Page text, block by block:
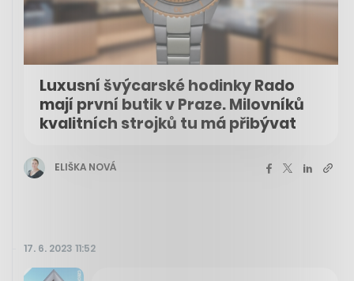
Luxusní švýcarské hodinky Rado
mají první butik v Praze. Milovníků
kvalitních strojků tu má přibývat
ELIŠKA NOVÁ
17. 6. 2023 11:52